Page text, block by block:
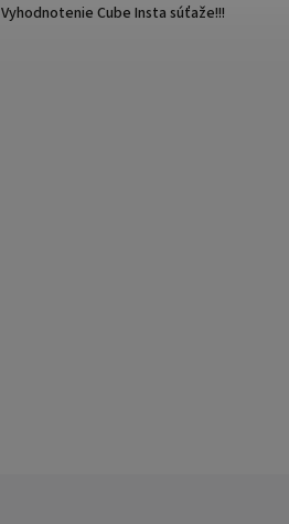
Vyhodnotenie Cube Insta súťaže!!!